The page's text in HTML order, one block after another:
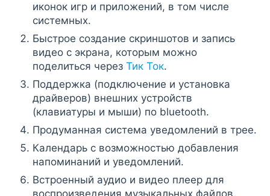
иконок игр и приложений, в том числе
системных.
Быстрое создание скриншотов и запись
видео с экрана, которым можно
поделиться через Тик Ток.
Поддержка (подключение и установка
драйверов) внешних устройств
(клавиатуры и мыши) по bluetooth.
Продуманная система уведомлений в трее.
Календарь с возможностью добавления
напоминаний и уведомлений.
Встроенный аудио и видео плеер для